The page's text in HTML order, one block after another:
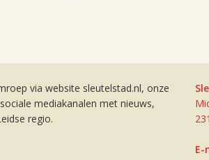
via website sleutelstad.nl, onze
mediakanalen met nieuws,
regio.
E-